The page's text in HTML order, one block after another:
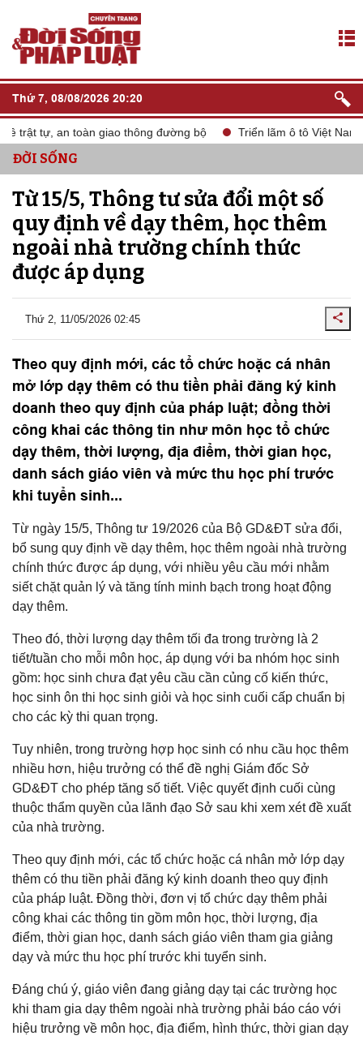
Thứ 7, 08/08/2026 20:20
tự, an toàn giao thông đường bộ Triển lãm ô tô Việt Nam
ĐỜI SỐNG
Từ 15/5, Thông tư sửa đổi một số
quy định về dạy thêm, học thêm
ngoài nhà trường chính thức
được áp dụng
Thứ 2, 11/05/2026 02:45
Theo quy định mới, các tổ chức hoặc cá nhân
mở lớp dạy thêm có thu tiền phải đăng ký kinh
doanh theo quy định của pháp luật; đồng thời
công khai các thông tin như môn học tổ chức
dạy thêm, thời lượng, địa điểm, thời gian học,
danh sách giáo viên và mức thu học phí trước
khi tuyển sinh...
Từ ngày 15/5, Thông tư 19/2026 của Bộ GD&ĐT sửa đổi,
bổ sung quy định về dạy thêm, học thêm ngoài nhà trường
chính thức được áp dụng, với nhiều yêu cầu mới nhằm
siết chặt quản lý và tăng tính minh bạch trong hoạt động
dạy thêm.
Theo đó, thời lượng dạy thêm tối đa trong trường là 2
tiết/tuần cho mỗi môn học, áp dụng với ba nhóm học sinh
gồm: học sinh chưa đạt yêu cầu cần củng cố kiến thức,
học sinh ôn thi học sinh giỏi và học sinh cuối cấp chuẩn bị
cho các kỳ thi quan trọng.
Tuy nhiên, trong trường hợp học sinh có nhu cầu học thêm
nhiều hơn, hiệu trưởng có thể đề nghị Giám đốc Sở
GD&ĐT cho phép tăng số tiết. Việc quyết định cuối cùng
thuộc thẩm quyền của lãnh đạo Sở sau khi xem xét đề xuất
của nhà trường.
Theo quy định mới, các tổ chức hoặc cá nhân mở lớp dạy
thêm có thu tiền phải đăng ký kinh doanh theo quy định
của pháp luật. Đồng thời, đơn vị tổ chức dạy thêm phải
công khai các thông tin gồm môn học, thời lượng, địa
điểm, thời gian học, danh sách giáo viên tham gia giảng
dạy và mức thu học phí trước khi tuyển sinh.
Đáng chú ý, giáo viên đang giảng dạy tại các trường học
khi tham gia dạy thêm ngoài nhà trường phải báo cáo với
hiệu trưởng về môn học, địa điểm, hình thức, thời gian dạy